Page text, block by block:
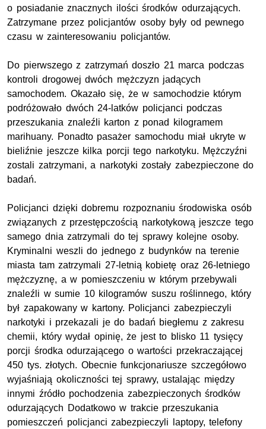
o posiadanie znacznych ilości środków odurzających.
Zatrzymane przez policjantów osoby były od pewnego
czasu w zainteresowaniu policjantów.
Do pierwszego z zatrzymań doszło 21 marca podczas
kontroli drogowej dwóch mężczyzn jadących
samochodem. Okazało się, że w samochodzie którym
podróżowało dwóch 24-latków policjanci podczas
przeszukania znaleźli karton z ponad kilogramem
marihuany. Ponadto pasażer samochodu miał ukryte w
bieliźnie jeszcze kilka porcji tego narkotyku. Mężczyźni
zostali zatrzymani, a narkotyki zostały zabezpieczone do
badań.
Policjanci dzięki dobremu rozpoznaniu środowiska osób
związanych z przestępczością narkotykową jeszcze tego
samego dnia zatrzymali do tej sprawy kolejne osoby.
Kryminalni weszli do jednego z budynków na terenie
miasta tam zatrzymali 27-letnią kobietę oraz 26-letniego
mężczyznę, a w pomieszczeniu w którym przebywali
znaleźli w sumie 10 kilogramów suszu roślinnego, który
był zapakowany w kartony. Policjanci zabezpieczyli
narkotyki i przekazali je do badań biegłemu z zakresu
chemii, który wydał opinię, że jest to blisko 11 tysięcy
porcji środka odurzającego o wartości przekraczającej
450 tys. złotych. Obecnie funkcjonariusze szczegółowo
wyjaśniają okoliczności tej sprawy, ustalając między
innymi źródło pochodzenia zabezpieczonych środków
odurzających Dodatkowo w trakcie przeszukania
pomieszczeń policjanci zabezpieczyli laptopy, telefony